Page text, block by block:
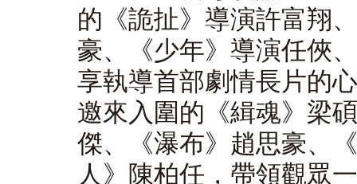
的《詭扯》導演許富翔
豪、《少年》導演任俠
享執導首部劇情長片的
邀來入圍的《緝魂》梁
傑、《瀑布》趙思豪、
人》陳柏任，帶領觀眾